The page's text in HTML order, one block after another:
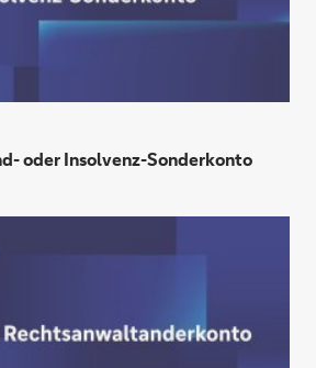
oder Insolvenz-Sonderkonto